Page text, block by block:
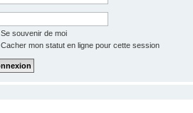
Se souvenir de moi
Cacher mon statut en ligne pour cette session